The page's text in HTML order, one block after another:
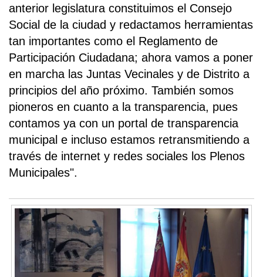
anterior legislatura constituimos el Consejo
Social de la ciudad y redactamos herramientas
tan importantes como el Reglamento de
Participación Ciudadana; ahora vamos a poner
en marcha las Juntas Vecinales y de Distrito a
principios del año próximo. También somos
pioneros en cuanto a la transparencia, pues
contamos ya con un portal de transparencia
municipal e incluso estamos retransmitiendo a
través de internet y redes sociales los Plenos
Municipales".